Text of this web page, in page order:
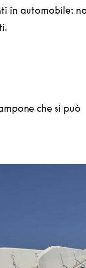
in automobile:
che si può